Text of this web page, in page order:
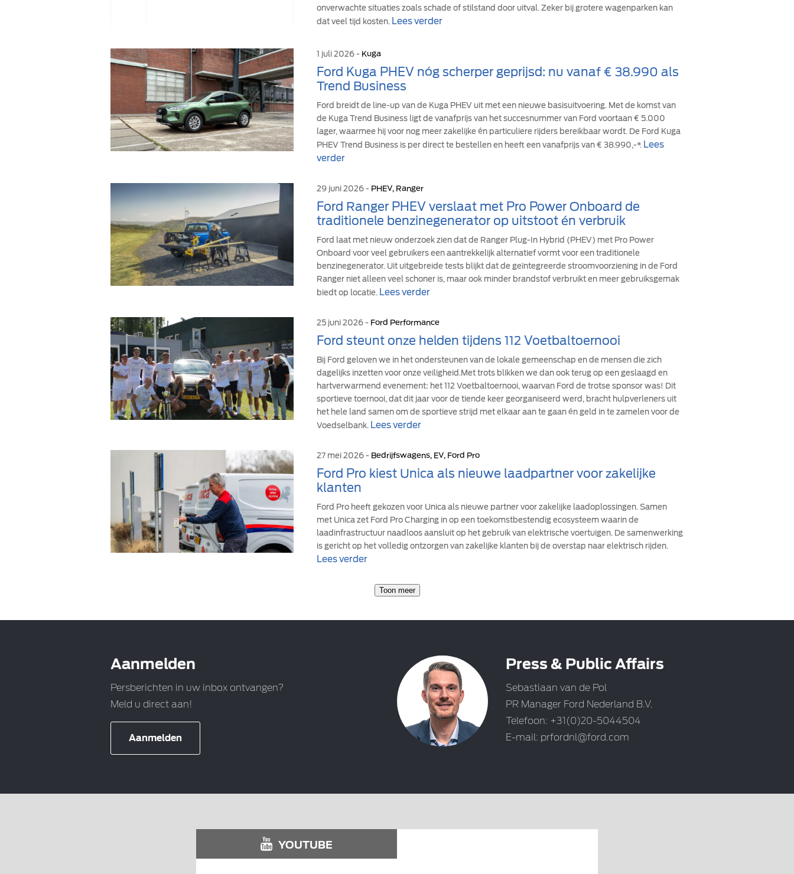
onverwachte situaties zoals schade of stilstand door uitval. Zeker bij grotere wagenparken kan
dat veel tijd kosten. Lees verder
1 juli 2026 - Kuga
Ford Kuga PHEV nóg scherper geprijsd: nu vanaf € 38.990 als
Trend Business
Ford breidt de line-up van de Kuga PHEV uit met een nieuwe basisuitvoering. Met de komst van
de Kuga Trend Business ligt de vanafprijs van het succesnummer van Ford voortaan € 5.000
lager, waarmee hij voor nog meer zakelijke én particuliere rijders bereikbaar wordt. De Ford Kuga
PHEV Trend Business is per direct te bestellen en heeft een vanafprijs van € 38.990,-*. Lees
verder
29 juni 2026 - PHEV, Ranger
Ford Ranger PHEV verslaat met Pro Power Onboard de
traditionele benzinegenerator op uitstoot én verbruik
Ford laat met nieuw onderzoek zien dat de Ranger Plug-In Hybrid (PHEV) met Pro Power
Onboard voor veel gebruikers een aantrekkelijk alternatief vormt voor een traditionele
benzinegenerator. Uit uitgebreide tests blijkt dat de geïntegreerde stroomvoorziening in de Ford
Ranger niet alleen veel schoner is, maar ook minder brandstof verbruikt en meer gebruiksgemak
biedt op locatie. Lees verder
25 juni 2026 - Ford Performance
Ford steunt onze helden tijdens 112 Voetbaltoernooi
Bij Ford geloven we in het ondersteunen van de lokale gemeenschap en de mensen die zich
dagelijks inzetten voor onze veiligheid.Met trots blikken we dan ook terug op een geslaagd en
hartverwarmend evenement: het 112 Voetbaltoernooi, waarvan Ford de trotse sponsor was! Dit
sportieve toernooi, dat dit jaar voor de tiende keer georganiseerd werd, bracht hulpverleners uit
het hele land samen om de sportieve strijd met elkaar aan te gaan én geld in te zamelen voor de
Voedselbank. Lees verder
27 mei 2026 - Bedrijfswagens, EV, Ford Pro
Ford Pro kiest Unica als nieuwe laadpartner voor zakelijke
klanten
Ford Pro heeft gekozen voor Unica als nieuwe partner voor zakelijke laadoplossingen. Samen
met Unica zet Ford Pro Charging in op een toekomstbestendig ecosysteem waarin de
laadinfrastructuur naadloos aansluit op het gebruik van elektrische voertuigen. De samenwerking
is gericht op het volledig ontzorgen van zakelijke klanten bij de overstap naar elektrisch rijden.
Lees verder
Toon meer
Aanmelden
Persberichten in uw inbox ontvangen?
Meld u direct aan!
Aanmelden
Press & Public Affairs
Sebastiaan van de Pol
PR Manager Ford Nederland B.V.
Telefoon: +31(0)20-5044504
E-mail: prfordnl@ford.com
YOUTUBE